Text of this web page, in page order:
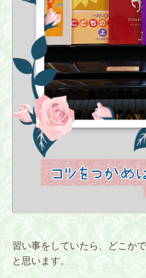
習い事をしていたら、どこか
と思います。